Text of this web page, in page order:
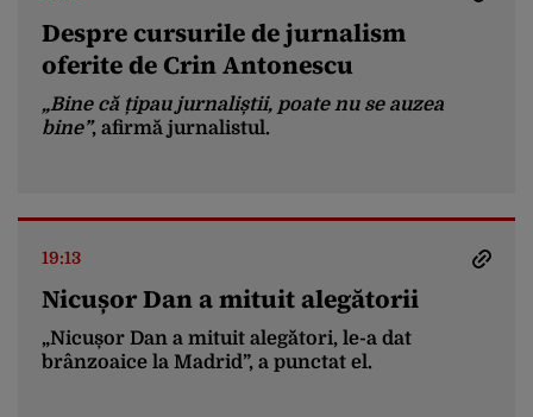
Despre cursurile de jurnalism
oferite de Crin Antonescu
„Bine că țipau jurnaliștii, poate nu se auzea
bine”, afirmă jurnalistul.
19:13
Nicușor Dan a mituit alegătorii
„Nicușor Dan a mituit alegători, le-a dat
brânzoaice la Madrid”, a punctat el.